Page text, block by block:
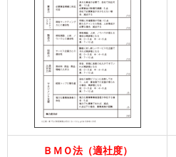
ＢＭＯ法（適社度）